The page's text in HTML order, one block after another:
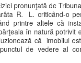
pronunţată de
R. L. criticând-o
printre altele că
în natură potrivit
că imobilul
de vedere al